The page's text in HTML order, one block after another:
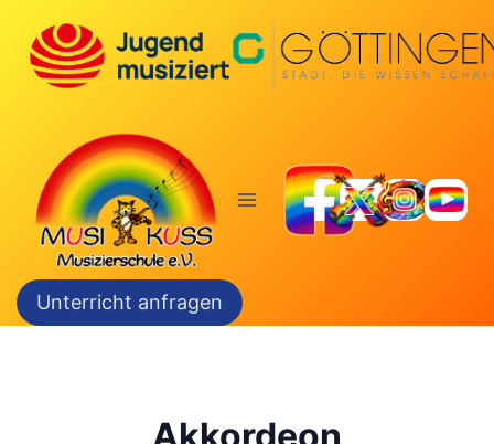
Inhalt
springen
Unterricht anfragen